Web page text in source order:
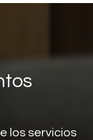
los servicios